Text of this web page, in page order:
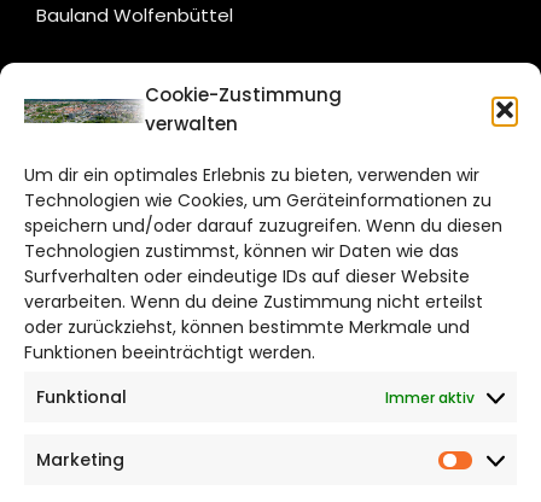
Cookie-Zustimmung
verwalten
Um dir ein optimales Erlebnis zu bieten, verwenden wir
Technologien wie Cookies, um Geräteinformationen zu
speichern und/oder darauf zuzugreifen. Wenn du diesen
Technologien zustimmst, können wir Daten wie das
Surfverhalten oder eindeutige IDs auf dieser Website
verarbeiten. Wenn du deine Zustimmung nicht erteilst
oder zurückziehst, können bestimmte Merkmale und
Funktionen beeinträchtigt werden.
Funktional
Immer aktiv
Marketing
Bauland Wolfenbüttel
CITYLIFE!
Bruchtorwall 12
38100 Braunschweig
Telefon: 0531 387220 – 65
DAS STADTMAGAZIN FÜR
BRAUNSCHWEIG
Impressum
Cookie Richtlinie